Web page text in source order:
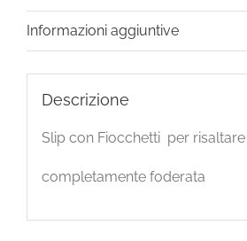
Informazioni aggiuntive
Descrizione
Slip con Fiocchetti per
completamente foderata